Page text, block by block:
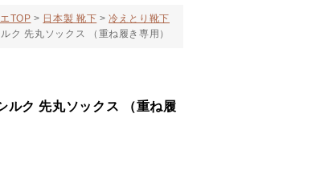
TOP 日本製 靴下
冷えとり靴下
ク 先丸ソックス （重ね履き専用）
ルク 先丸ソックス （重ね履